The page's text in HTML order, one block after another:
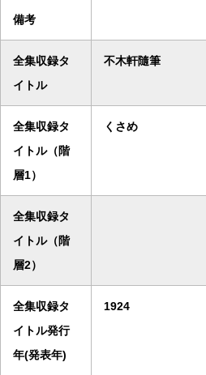
備考
全集収録タ
イトル
不木軒隨筆
全集収録タ
イトル（階
層1）
くさめ
全集収録タ
イトル（階
層2）
全集収録タ
イトル発行
年(発表年)
1924